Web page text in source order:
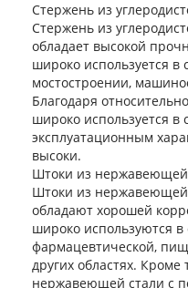
Стержень из
Стержень из
обладает высокой
широко используется в
мостостроении,
Благодаря
широко используется в
эксплуатационным
высоки.
Штоки из нержавеющей
Штоки из нержавеющей
обладают хорошей
широко используются в
фармацевтической,
других областях. Кроме
нержавеющей стали с